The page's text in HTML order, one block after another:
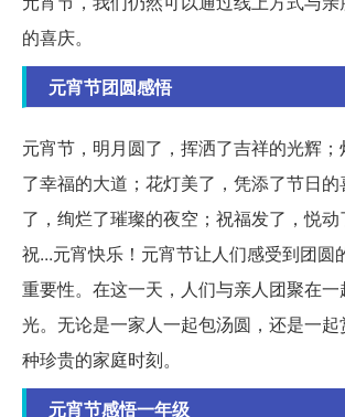
的喜庆。
元宵节团圆感悟
元宵节，明月圆了，挥洒了吉祥的光辉
了幸福的大道；花灯美了，凭添了节日
了，绚烂了璀璨的夜空；祝福发了，悦动
祝...元宵快乐！元宵节让人们感受到团圆
重要性。在这一天，人们与亲人团聚在
光。无论是一家人一起包汤圆，还是一
种珍贵的家庭时刻。
元宵节感悟一年级